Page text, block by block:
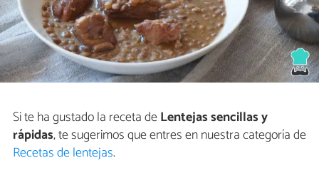
Si te ha gustado la receta deLentejas sencillas y
rápidas, te sugerimos que entres en nuestra categoría de
Recetas de lentejas.